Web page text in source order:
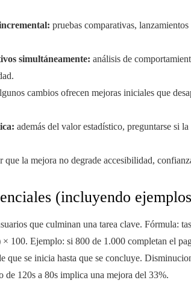
pruebas comparativas,
simultáneamente: análisis de
cambios ofrecen mejoras iniciales que
además del valor estadístico, preguntarse si
que la mejora no degrade accesibilidad,
(incluyendo
que culminan una tarea clave. Fórmula:
100. Ejemplo: si 800 de 1.000 completan el
que se inicia hasta que se concluye.
120s a 80s implica una mejora del 33%.